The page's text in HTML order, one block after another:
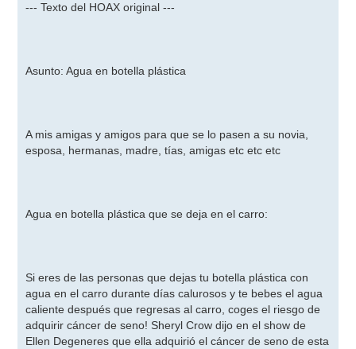
--- Texto del HOAX original ---
Asunto: Agua en botella plástica
A mis amigas y amigos para que se lo pasen a su novia,
esposa, hermanas, madre, tías, amigas etc etc etc
Agua en botella plástica que se deja en el carro:
Si eres de las personas que dejas tu botella plástica con
agua en el carro durante días calurosos y te bebes el agua
caliente después que regresas al carro, coges el riesgo de
adquirir cáncer de seno! Sheryl Crow dijo en el show de
Ellen Degeneres que ella adquirió el cáncer de seno de esta